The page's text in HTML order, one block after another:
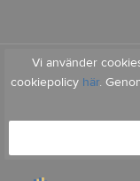
Vi använder
cookiepolicy här.